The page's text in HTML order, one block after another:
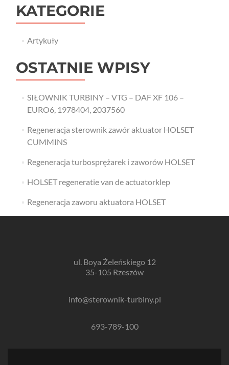
KATEGORIE
Artykuły
OSTATNIE WPISY
SIŁOWNIK TURBINY – VTG – DAF XF 106 –
EURO6, 1978404, 2037560
Regeneracja sterownik zawór aktuator HOLSET
CUMMINS
Regeneracja turbosprężarek i zaworów HOLSET
HOLSET regeneratie van de actuatorklep
Regeneracja zaworu aktuatora HOLSET
ul. Boya Żeleńskiego 12
35-105 Rzeszów
info@sterownik-turbiny.pl
693-789-100